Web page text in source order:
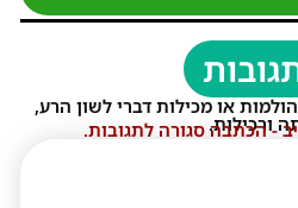
או מכילות דברי לשון הרע,
ורכילות.
- הכתבה סגורה לתגובות.